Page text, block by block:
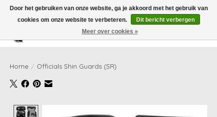
Verlanglijst
Home / Officials Shin Guards (SR)
Door het gebruiken van onze website, ga je akkoord met het gebruik van
cookies om onze website te verbeteren.
Dit bericht verbergen
Meer over cookies »